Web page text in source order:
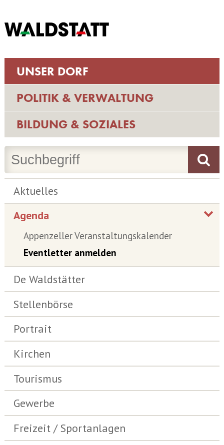
UNSER DORF
POLITIK & VERWALTUNG
BILDUNG & SOZIALES
Aktuelles
Agenda
Appenzeller Veranstaltungskalender
Eventletter anmelden
De Waldstätter
Stellenbörse
Portrait
Kirchen
Tourismus
Gewerbe
Freizeit / Sportanlagen